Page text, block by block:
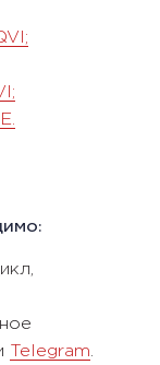
Telegram